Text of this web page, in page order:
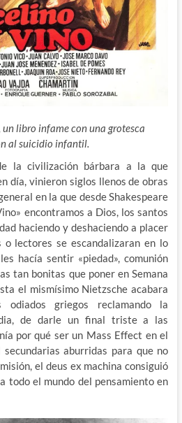
libro infame con una grotesca
al suicidio infantil.
la civilización bárbara a la que
día, vinieron siglos llenos de obras
en la que desde Shakespeare
encontramos a Dios, los santos
haciendo y deshaciendo a placer
o lectores se escandalizaran en lo
hacía sentir «piedad», comunión
tan bonitas que poner en Semana
el mismísimo Nietzsche acabara
griegos reclamando la
de darle un final triste a las
por qué ser un Mass Effect en el
aburridas para que no
el deus ex machina consiguió
todo el mundo del pensamiento en